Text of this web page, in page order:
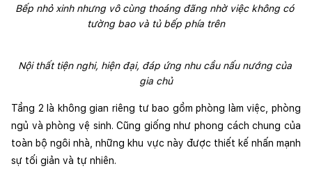
Bếp nhỏ xinh nhưng vô cùng thoáng đãng nhờ việc không có
tường bao và tủ bếp phía trên
Nội thất tiện nghi, hiện đại, đáp ứng nhu cầu nấu nướng của
gia chủ
Tầng 2 là không gian riêng tư bao gồm phòng làm việc, phòng
ngủ và phòng vệ sinh. Cũng giống như phong cách chung của
toàn bộ ngôi nhà, những khu vực này được thiết kế nhấn mạnh
sự tối giản và tự nhiên.